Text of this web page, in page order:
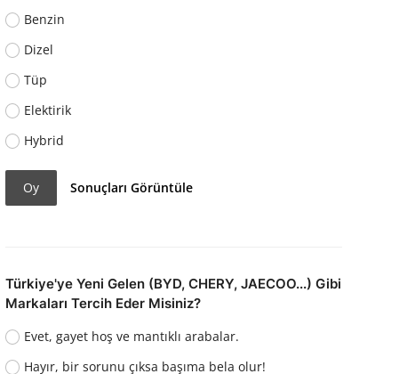
Benzin
Dizel
Tüp
Elektirik
Hybrid
Oy Sonuçları Görüntüle
Türkiye'ye Yeni Gelen (BYD, CHERY, JAECOO...) Gibi
Markaları Tercih Eder Misiniz?
Evet, gayet hoş ve mantıklı arabalar.
Hayır, bir sorunu çıksa başıma bela olur!